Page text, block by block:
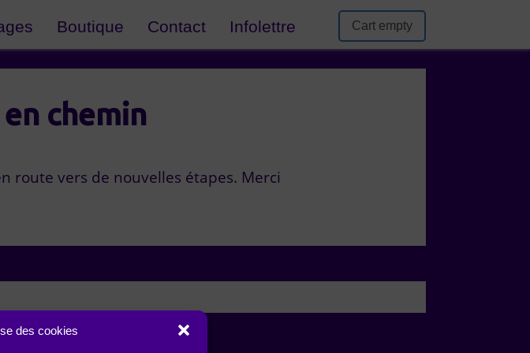
des cookies
Boutique Contact Infolettre Cart empty
chemin
route vers de nouvelles étapes. Merci